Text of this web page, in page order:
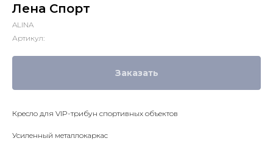
Лена Спорт
ALINA
Артикул:
Заказать
Кресло для VIP-трибун спортивных объектов
Усиленный металлокаркас